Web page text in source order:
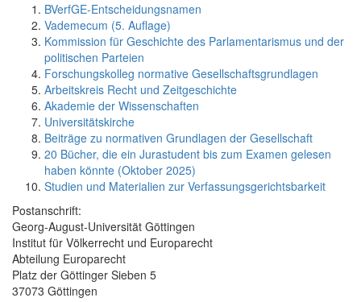
BVerfGE-Entscheidungsnamen
Vademecum (5. Auflage)
Kommission für Geschichte des Parlamentarismus und der
politischen Parteien
Forschungskolleg normative Gesellschaftsgrundlagen
Arbeitskreis Recht und Zeitgeschichte
Akademie der Wissenschaften
Universitätskirche
Beiträge zu normativen Grundlagen der Gesellschaft
20 Bücher, die ein Jurastudent bis zum Examen gelesen
haben könnte (Oktober 2025)
Studien und Materialien zur Verfassungsgerichtsbarkeit
Postanschrift:
Georg-August-Universität Göttingen
Institut für Völkerrecht und Europarecht
Abteilung Europarecht
Platz der Göttinger Sieben 5
37073 Göttingen